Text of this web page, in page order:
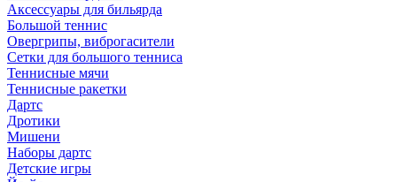
Аксессуары для бильярда
Большой теннис
Овергрипы, виброгасители
Сетки для большого тенниса
Теннисные мячи
Теннисные ракетки
Дартс
Дротики
Мишени
Наборы дартс
Детские игры